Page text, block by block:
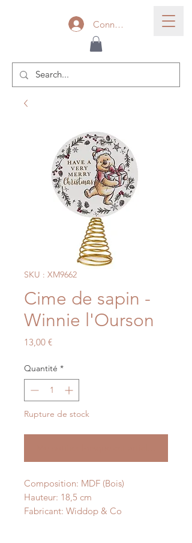
Connexion
SKU : XM9662
Cime de sapin -
Winnie l'Ourson
13,00 €Prix
Quantité *
Rupture de stock
Composition: MDF (Bois)
Hauteur: 18,5 cm
Fabricant: Widdop & Co